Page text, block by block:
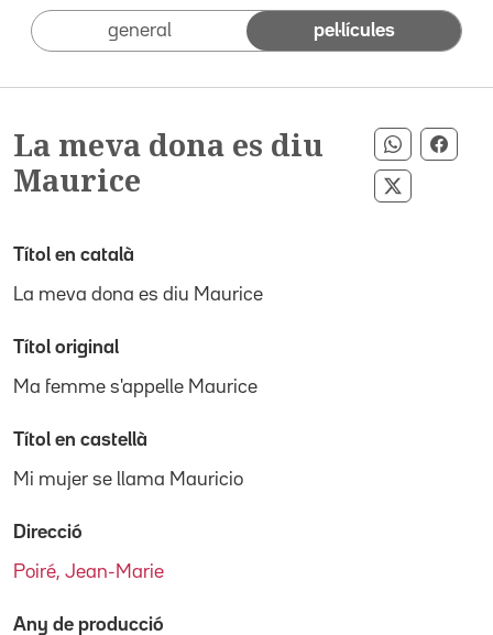
general pel·lícules
La meva dona es diu
Maurice
Compartir
Compartir
Títol en català
La meva dona es diu Maurice
Títol original
Ma femme s'appelle Maurice
Títol en castellà
Mi mujer se llama Mauricio
Direcció
Poiré, Jean-Marie
Any de producció